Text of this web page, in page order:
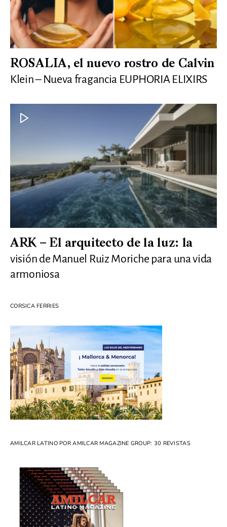
ROSALIA, el nuevo rostro de Calvin
Klein – Nueva fragancia EUPHORIA ELIXIRS
ARK – El arquitecto de la luz: la
visión de Manuel Ruiz Moriche para una vida
armoniosa
CORSICA FERRIES
AMILCAR LATINO POR AMILCAR MAGAZINE GROUP: 30 REVISTAS